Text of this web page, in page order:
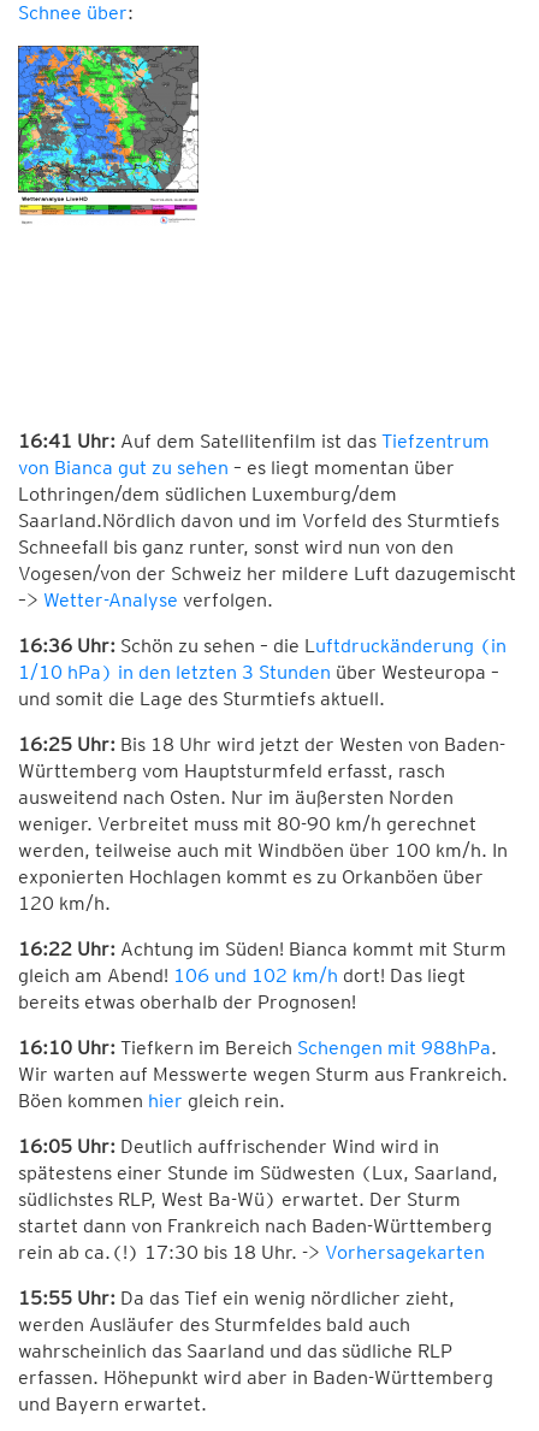
Schnee über:
16:41 Uhr: Auf dem Satellitenfilm ist das Tiefzentrum
von Bianca gut zu sehen – es liegt momentan über
Lothringen/dem südlichen Luxemburg/dem
Saarland.Nördlich davon und im Vorfeld des Sturmtiefs
Schneefall bis ganz runter, sonst wird nun von den
Vogesen/von der Schweiz her mildere Luft dazugemischt
–> Wetter-Analyse verfolgen.
16:36 Uhr: Schön zu sehen – die Luftdruckänderung (in
1/10 hPa) in den letzten 3 Stunden über Westeuropa –
und somit die Lage des Sturmtiefs aktuell.
16:25 Uhr: Bis 18 Uhr wird jetzt der Westen von Baden-
Württemberg vom Hauptsturmfeld erfasst, rasch
ausweitend nach Osten. Nur im äußersten Norden
weniger. Verbreitet muss mit 80-90 km/h gerechnet
werden, teilweise auch mit Windböen über 100 km/h. In
exponierten Hochlagen kommt es zu Orkanböen über
120 km/h.
16:22 Uhr: Achtung im Süden! Bianca kommt mit Sturm
gleich am Abend! 106 und 102 km/h dort! Das liegt
bereits etwas oberhalb der Prognosen!
16:10 Uhr: Tiefkern im Bereich Schengen mit 988hPa.
Wir warten auf Messwerte wegen Sturm aus Frankreich.
Böen kommen hier gleich rein.
16:05 Uhr: Deutlich auffrischender Wind wird in
spätestens einer Stunde im Südwesten (Lux, Saarland,
südlichstes RLP, West Ba-Wü) erwartet. Der Sturm
startet dann von Frankreich nach Baden-Württemberg
rein ab ca.(!) 17:30 bis 18 Uhr. -> Vorhersagekarten
15:55 Uhr: Da das Tief ein wenig nördlicher zieht,
werden Ausläufer des Sturmfeldes bald auch
wahrscheinlich das Saarland und das südliche RLP
erfassen. Höhepunkt wird aber in Baden-Württemberg
und Bayern erwartet.